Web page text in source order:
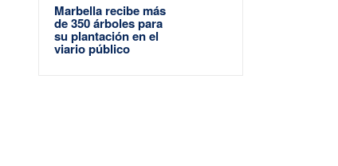
Marbella recibe más
de 350 árboles para
su plantación en el
viario público